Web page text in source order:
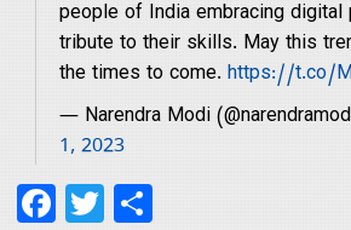
Contact
Us
people of India embracing digital
tribute to their skills. May this
the times to come.https://t.co/
— Narendra Modi
1, 2023
Facebook
Twitter